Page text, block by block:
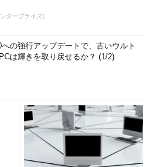
タープライズ)
の強行アップデートで、古いウルト
は輝きを取り戻せるか？ (1/2)